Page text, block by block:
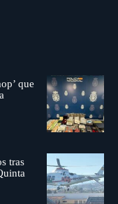
que
tras